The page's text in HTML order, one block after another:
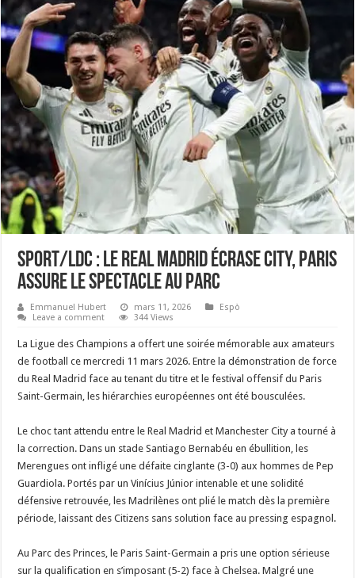
Sport/LDC : Le Real Madrid écrase City, Paris
assure le spectacle au Parc
Emmanuel Hubert mars 11, 2026
Espò
Leave a comment
344 Views
La Ligue des Champions a offert une soirée mémorable aux amateurs
de football ce mercredi 11 mars 2026. Entre la démonstration de force
du Real Madrid face au tenant du titre et le festival offensif du Paris
Saint-Germain, les hiérarchies européennes ont été bousculées.
‎Le choc tant attendu entre le Real Madrid et Manchester City a tourné à
la correction. Dans un stade Santiago Bernabéu en ébullition, les
Merengues ont infligé une défaite cinglante (3-0) aux hommes de Pep
Guardiola. Portés par un Vinícius Júnior intenable et une solidité
défensive retrouvée, les Madrilènes ont plié le match dès la première
période, laissant des Citizens sans solution face au pressing espagnol.
‎Au Parc des Princes, le Paris Saint-Germain a pris une option sérieuse
sur la qualification en s’imposant (5-2) face à Chelsea. Malgré une